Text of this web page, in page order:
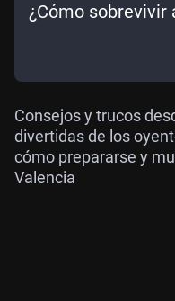
¿Cómo sobrevivir
Consejos y trucos
divertidas de los
cómo prepararse y
Valencia